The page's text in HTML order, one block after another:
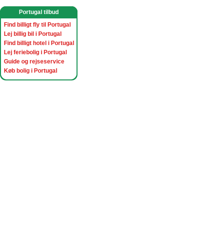
Portugal tilbud
Find billigt fly til Portugal
Lej billig bil i Portugal
Find billigt hotel i Portugal
Lej feriebolig i Portugal
Guide og rejseservice
Køb bolig i Portugal